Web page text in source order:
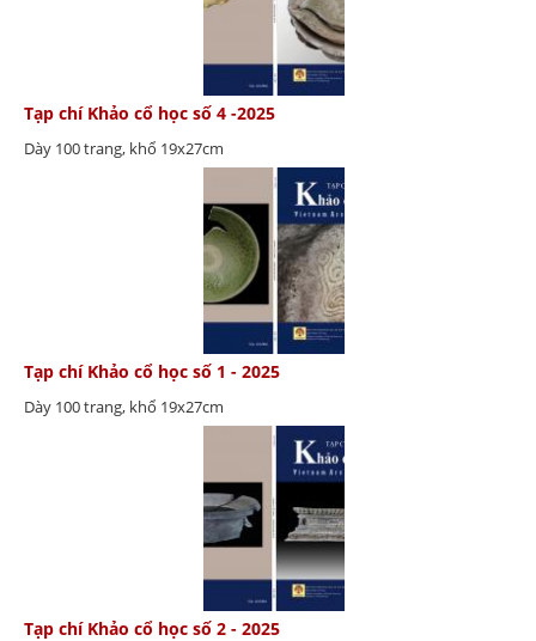
Tạp chí Khảo cổ học số 4 -2025
Dày 100 trang, khổ 19x27cm
Tạp chí Khảo cổ học số 1 - 2025
Dày 100 trang, khổ 19x27cm
Tạp chí Khảo cổ học số 2 - 2025